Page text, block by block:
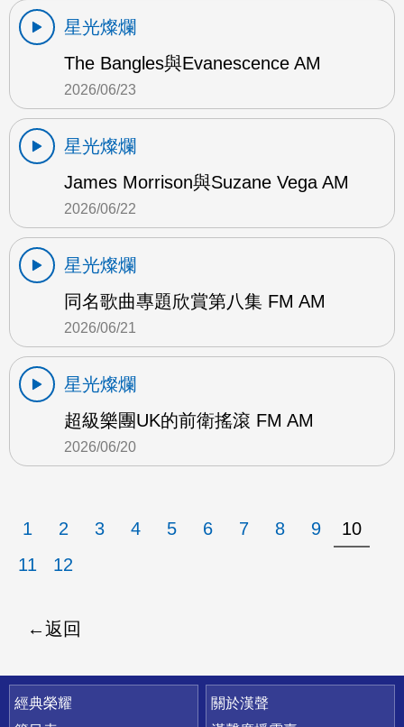
星光燦爛
The Bangles與Evanescence AM
2026/06/23
星光燦爛
James Morrison與Suzane Vega AM
2026/06/22
星光燦爛
同名歌曲專題欣賞第八集 FM AM
2026/06/21
星光燦爛
超級樂團UK的前衛搖滾 FM AM
2026/06/20
1 2 3 4 5 6 7 8 9
10
11
12
返回
快速連結
經典榮耀
關於漢聲